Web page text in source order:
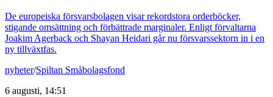
De europeiska försvarsbolagen visar rekordstora orderböcker,
stigande omsättning och förbättrade marginaler. Enligt förvaltarna
Joakim Agerback och Shayan Heidari går nu försvarssektorn in i en
ny tillväxtfas.
nyheter/Spiltan Småbolagsfond
6 augusti, 14:51